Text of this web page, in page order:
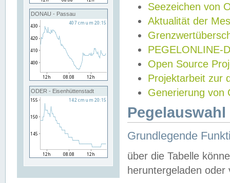
DONAU - Passau
ODER - Eisenhüttenstadt
Seezeichen von
Aktualität der
PEGELONLINE-
Open Source
Projektarbeit zur
Generierung von
Grundlegende
über die Tabelle
heruntergeladen oder